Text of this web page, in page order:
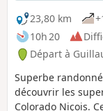
23,80 km
10h 20
Départ à
Superbe
découvrir les
Colorado Niçois.